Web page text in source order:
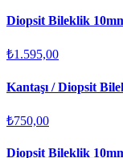
Diopsit Bileklik
₺1.595,00
Kantaşı / Diopsit
₺750,00
Diopsit Bileklik